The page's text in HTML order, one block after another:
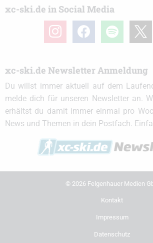
xc-ski.de in Social Media
instagramfacebook spotify
xc-ski.de Newsletter Anmeldung
Du willst immer aktuell auf dem
melde dich für unseren Newsletter an.
erhältst du damit immer einmal pro
News und Themen in dein Postfach.
© 2026 Felgenhauer Medien
Kontakt
Impressum
Datenschutz